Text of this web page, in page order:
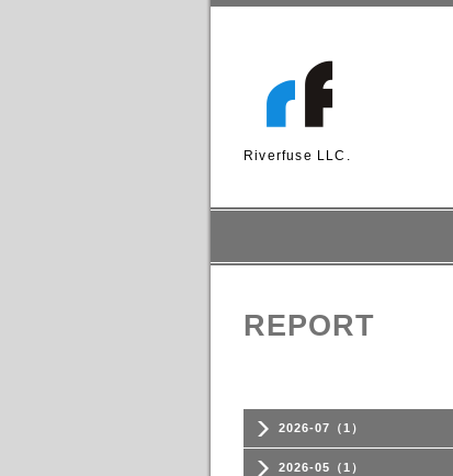
Riverfuse LLC.
2026-07（1）
2026-05（1）
REPORT